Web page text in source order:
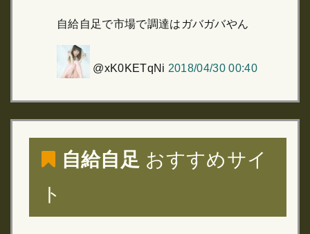
自給自足で市場で調達はガバガバやん
@xK0KETqNi 2018/04/30 00:40
自給自足 おすすめサイ
ト